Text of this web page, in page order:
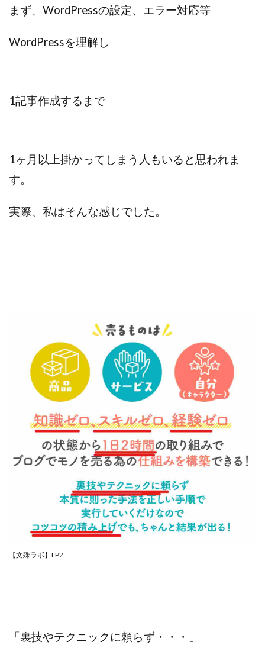
まず、WordPressの設定、エラー対応等
WordPressを理解し
1記事作成するまで
1ヶ月以上掛かってしまう人もいると思われま
す。
実際、私はそんな感じでした。
【文殊ラボ】LP2
「裏技やテクニックに頼らず・・・」